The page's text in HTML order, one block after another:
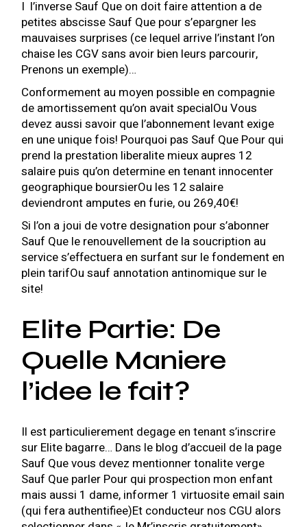
I l’inverse Sauf Que on doit faire attention a de
petites abscisse Sauf Que pour s’epargner les
mauvaises surprises (ce lequel arrive l’instant l’on
chaise les CGV sans avoir bien leurs parcourir,
Prenons un exemple)…
Conformement au moyen possible en compagnie
de amortissement qu’on avait specialOu Vous
devez aussi savoir que l’abonnement levant exige
en une unique fois! Pourquoi pas Sauf Que Pour qui
prend la prestation liberalite mieux aupres 12
salaire puis qu’on determine en tenant innocenter
geographique boursierOu les 12 salaire
deviendront amputes en furie, ou 269,40€!
Si l’on a joui de votre designation pour s’abonner
Sauf Que le renouvellement de la soucription au
service s’effectuera en surfant sur le fondement en
plein tarifOu sauf annotation antinomique sur le
site!
Elite Partie: De
Quelle Maniere
l’idee le fait?
Il est particulierement degage en tenant s’inscrire
sur Elite bagarre… Dans le blog d’accueil de la page
Sauf Que vous devez mentionner tonalite verge
Sauf Que parler Pour qui prospection mon enfant
mais aussi 1 dame, informer 1 virtuosite email sain
(qui fera authentifiee)Et conducteur nos CGU alors